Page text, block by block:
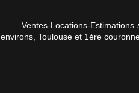
Ventes-Locations-
environs, Toulouse et 1ère